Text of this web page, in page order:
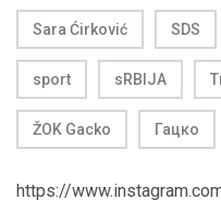
Sara Ćirković SDS
sport sRBIJA
ŽOK Gacko Гацко
https://